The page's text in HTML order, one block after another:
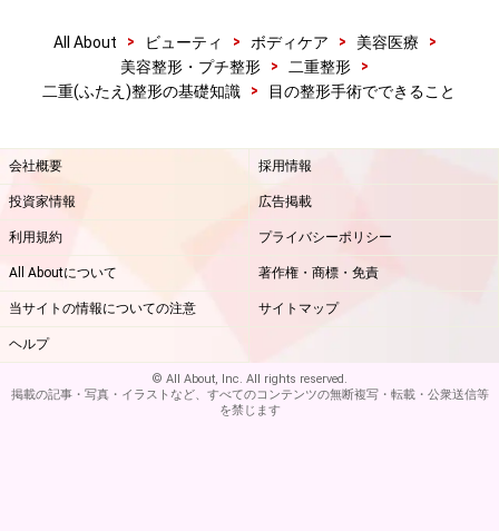
目を若く見せる手術
年齢を重ねることで目の上・下に皮膚の余り、たるみが
る
All About > ビューティ > ボディケア > 美容医療
>
美容整形・プチ整形
> 二重整形
>
二重(ふたえ)整形の基礎知識
> 目の整形手術でできること
会社概要 採用情報
投資家情報 広告掲載
利用規約 プライバシーポリシー
All Aboutについて 著作権・商標・免責
当サイトの情報についての注意 サイトマップ
ヘルプ
© All About, Inc. All rights reserved.
掲載の記事・写真・イラストなど、すべてのコンテンツの無断複写・転載・公衆送信等
を禁じます